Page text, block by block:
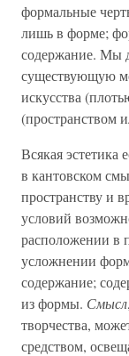
формальные
лишь в форме;
содержание. Мы
существующую
искусства
(пространством
Всякая эстетика
в кантовском
пространству и
условий
расположении в
усложнении
содержание;
из формы. Смысл
творчества,
средством,